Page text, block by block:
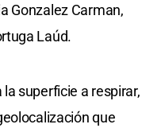
Gonzalez Carman,
Laúd.
superficie a respirar,
que